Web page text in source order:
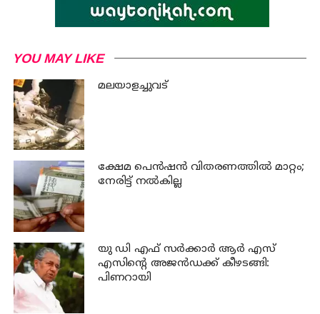
YOU MAY LIKE
മലയാളച്ചുവട്
ക്ഷേമ പെന്‍ഷന്‍ വിതരണത്തില്‍ മാറ്റം;
നേരിട്ട് നല്‍കില്ല
യു ഡി എഫ് സര്‍ക്കാര്‍ ആര്‍ എസ്
എസിന്റെ അജന്‍ഡക്ക്‌ കീഴടങ്ങി:
പിണറായി